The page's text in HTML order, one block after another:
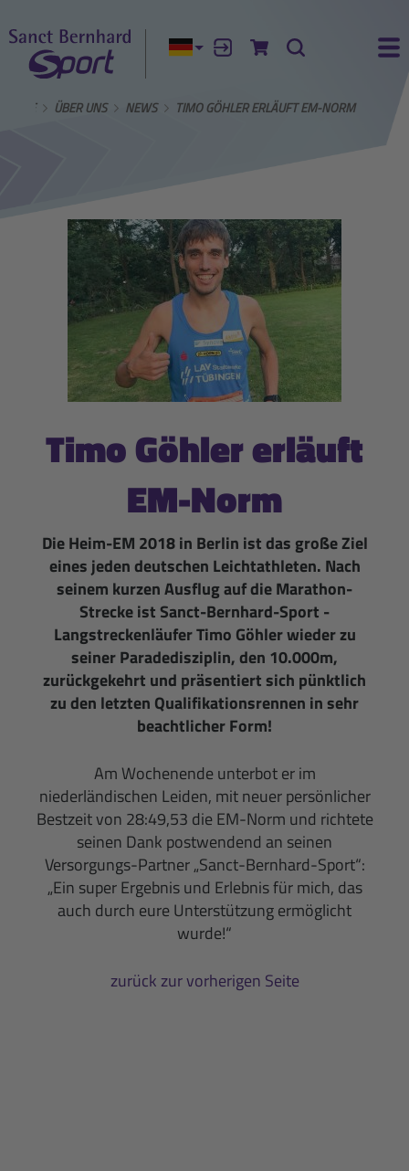
Aktuelle Sprache:
AnmeldenZum Warenkorb
Suche
ÜBER UNS NEWS TIMO GÖHLER ERLÄUFT EM-NORM
Timo Göhler erläuft
EM-Norm
Die Heim-EM 2018 in Berlin ist das große Ziel
eines jeden deutschen Leichtathleten. Nach
seinem kurzen Ausflug auf die Marathon-
Strecke ist Sanct-Bernhard-Sport -
Langstreckenläufer Timo Göhler wieder zu
seiner Paradedisziplin, den 10.000m,
zurückgekehrt und präsentiert sich pünktlich
zu den letzten Qualifikationsrennen in sehr
beachtlicher Form!
Am Wochenende unterbot er im
niederländischen Leiden, mit neuer persönlicher
Bestzeit von 28:49,53 die EM-Norm und richtete
seinen Dank postwendend an seinen
Versorgungs-Partner „Sanct-Bernhard-Sport“:
„Ein super Ergebnis und Erlebnis für mich, das
auch durch eure Unterstützung ermöglicht
wurde!“
zurück zur vorherigen Seite